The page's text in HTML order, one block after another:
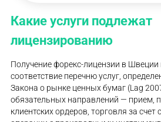
Какие услуги подлежат
лицензированию
Получение форекс-лицензии в Швеции
соответствие перечню услуг,
Закона о рынке ценных бумаг (Lag
обязательных направлений — прием,
клиентских ордеров, торговля за счет